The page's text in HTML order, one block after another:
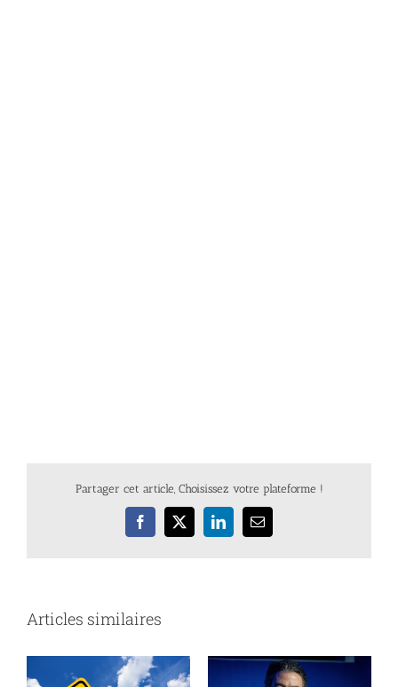
Partager cet article, Choisissez votre plateforme !
Facebook
X LinkedInEmail
Articles similaires